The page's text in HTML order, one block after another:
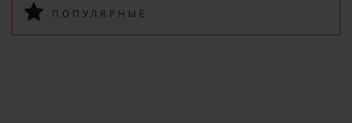
ПОДПИСАТЬСЯ
ПОПУЛЯРНЫЕ